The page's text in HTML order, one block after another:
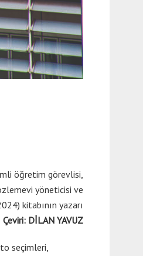
öğretim görevlisi,
yöneticisi ve
kitabının yazarı
Çeviri: DİLAN YAVUZ
seçimleri,